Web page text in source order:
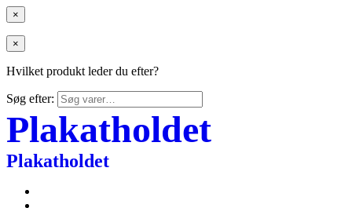
×
×
Hvilket produkt leder du efter?
Søg efter:
Plakatholdet
Plakatholdet